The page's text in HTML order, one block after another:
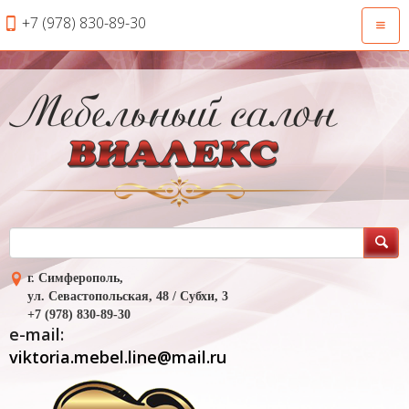
+7 (978) 830-89-30
г. Симферополь,
ул. Севастопольская, 48 / Субхи, 3
+7 (978) 830-89-30
e-mail:
viktoria.mebel.line@mail.ru